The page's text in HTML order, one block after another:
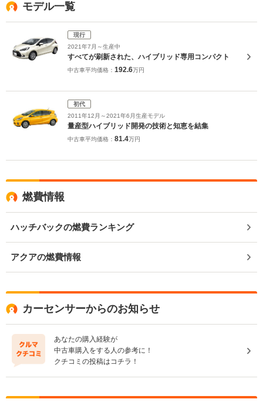
モデル一覧
現行
2021年7月～生産中
すべてが刷新された、ハイブリッド専用コンパクト
中古車平均価格： 192.6万円
初代
2011年12月～2021年6月生産モデル
量産型ハイブリッド開発の技術と知恵を結集
中古車平均価格： 81.4万円
燃費情報
ハッチバックの燃費ランキング
アクアの燃費情報
カーセンサーからのお知らせ
あなたの購入経験が
中古車購入をする人の参考に！
クチコミの投稿はコチラ！